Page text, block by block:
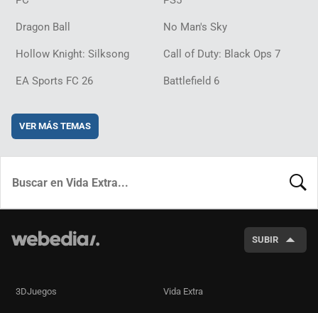
Dragon Ball No Man's Sky
Hollow Knight: Silksong Call of Duty: Black Ops 7
EA Sports FC 26 Battlefield 6
VER MÁS TEMAS
SUBIR
3DJuegos Vida Extra